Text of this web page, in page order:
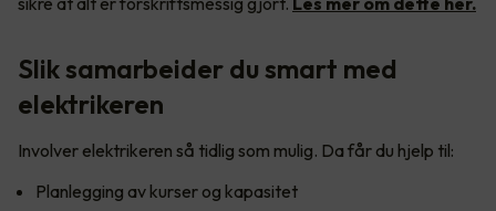
Slik samarbeider du smart med
elektrikeren
Involver elektrikeren så tidlig som mulig. Da får du hjelp til:
Planlegging av kurser og kapasitet